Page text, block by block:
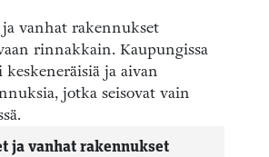
ja vanhat rakennukset